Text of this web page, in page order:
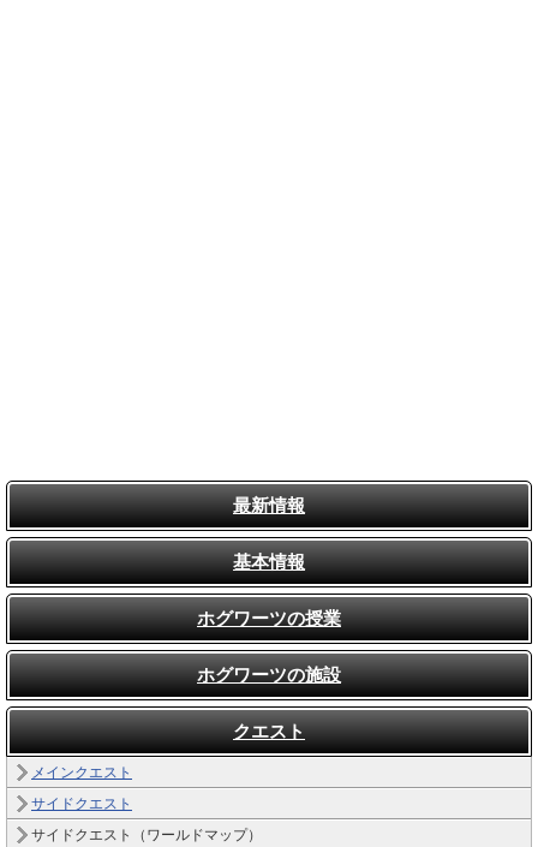
最新情報
基本情報
ホグワーツの授業
ホグワーツの施設
クエスト
メインクエスト
サイドクエスト
サイドクエスト（ワールドマップ）